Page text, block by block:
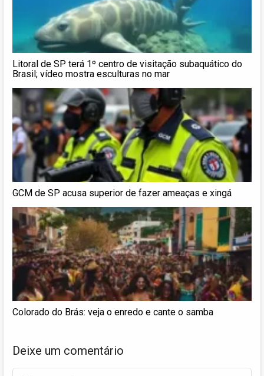
Litoral de SP terá 1º centro de visitação subaquático do
Brasil; vídeo mostra esculturas no mar
GCM de SP acusa superior de fazer ameaças e xingá
Colorado do Brás: veja o enredo e cante o samba
Deixe um comentário